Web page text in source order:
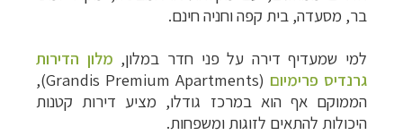
בר, מסעדה, בית קפה וחניה חינם.
למי שמעדיף דירה על פני חדר במלון, מלון הדירות
גרנדיס פרימיום
(Grandis Premium Apartments),
הממוקם אף הוא במרכז גודלו, מציע דירות קטנות
היכולות להתאים לזוגות ומשפחות.